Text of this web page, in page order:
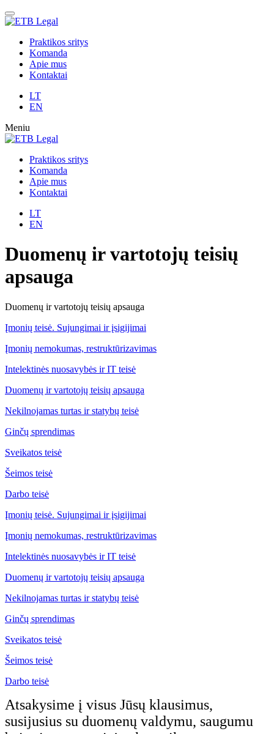
Praktikos sritys
Komanda
Apie mus
Kontaktai
LT
EN
Meniu
Praktikos sritys
Komanda
Apie mus
Kontaktai
LT
EN
Duomenų ir vartotojų teisių
apsauga
Duomenų ir vartotojų teisių apsauga
Įmonių teisė. Sujungimai ir įsigijimai
Įmonių nemokumas, restruktūrizavimas
Intelektinės nuosavybės ir IT teisė
Duomenų ir vartotojų teisių apsauga
Nekilnojamas turtas ir statybų teisė
Ginčų sprendimas
Sveikatos teisė
Šeimos teisė
Darbo teisė
Įmonių teisė. Sujungimai ir įsigijimai
Įmonių nemokumas, restruktūrizavimas
Intelektinės nuosavybės ir IT teisė
Duomenų ir vartotojų teisių apsauga
Nekilnojamas turtas ir statybų teisė
Ginčų sprendimas
Sveikatos teisė
Šeimos teisė
Darbo teisė
Atsakysime į visus Jūsų klausimus,
susijusius su duomenų valdymu, saugumu